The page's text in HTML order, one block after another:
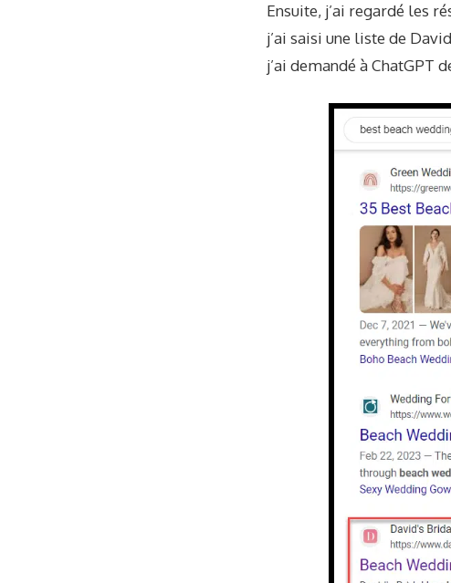
Ensuite, j’ai regardé les
j’ai saisi une liste de
j’ai demandé à ChatGPT